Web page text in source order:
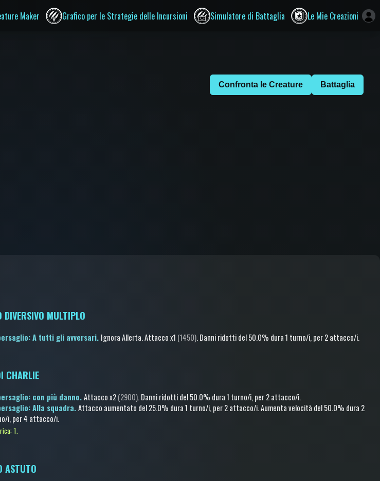
Maker Grafico per le Strategie delle Incursioni Simulatore di Battaglia Le Mie Creazioni
Confronta le Creature Battaglia
DIVERSIVO MULTIPLO
A tutti gli avversari. Ignora Allerta.Attaccox1 (1450).Danni ridottidel 50.0% dura 1 turno/i, per 2 attacco/i.
CHARLIE
con più danno.Attaccox2(2900).Danni ridottidel 50.0% dura 1 turno/i, per 2 attacco/i.
Alla squadra.Attacco aumentato del 25.0% dura 1 turno/i, per 2 attacco/i.Aumenta velocità del 50.0% dura 2
i, per 4 attacco/i.
1.
ASTUTO